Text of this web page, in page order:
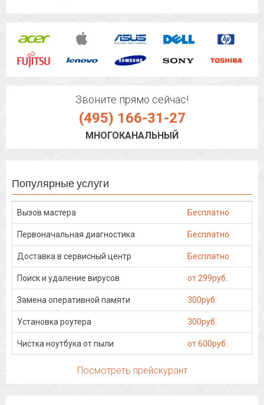
Звоните прямо сейчас!
(495) 166-31-27
МНОГОКАНАЛЬНЫЙ
Популярные услуги
Вызов мастера Бесплатно
Первоначальная диагностика Бесплатно
Доставка в сервисный центр Бесплатно
Поиск и удаление вирусов от 299руб.
Замена оперативной памяти 300руб.
Установка роутера 300руб.
Чистка ноутбука от пыли от 600руб.
Посмотреть прейскурант